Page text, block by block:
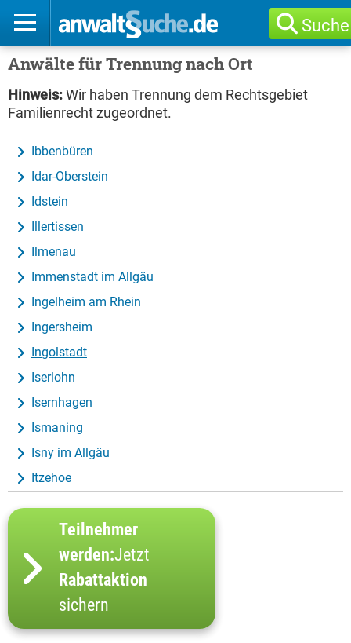
Suche
Anwälte für Trennung nach Ort
Hinweis:Wir haben Trennung dem Rechtsgebiet
Familienrecht zugeordnet.
Ibbenbüren
Idar-Oberstein
Idstein
Illertissen
Ilmenau
Immenstadt im Allgäu
Ingelheim am Rhein
Ingersheim
Ingolstadt
Iserlohn
Isernhagen
Ismaning
Isny im Allgäu
Itzehoe
Teilnehmer
werden:Jetzt
Rabattaktion
sichern